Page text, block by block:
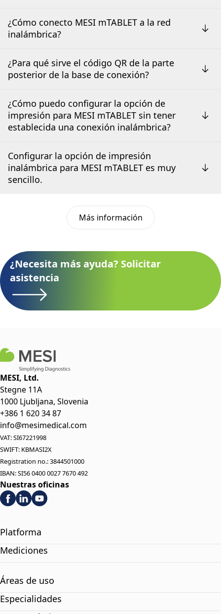
¿Cómo conecto MESI mTABLET a la red
inalámbrica?
¿Para qué sirve el código QR de la parte
posterior de la base de conexión?
¿Cómo puedo configurar la opción de
impresión para MESI mTABLET sin tener
establecida una conexión inalámbrica?
Configurar la opción de impresión
inalámbrica para MESI mTABLET es muy
sencillo.
Más información
¿Necesita más ayuda? Solicitar
asistencia
MESI, Ltd.
Stegne 11A
1000 Ljubljana, Slovenia
+386 1 620 34 87
info@mesimedical.com
VAT: SI67221998
SWIFT: KBMASI2X
Registration no.: 3844501000
IBAN: SI56 0400 0027 7670 492
Nuestras oficinas
Platforma
Mediciones
Áreas de uso
Especialidades